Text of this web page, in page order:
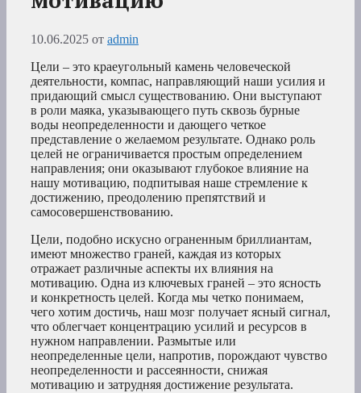
10.06.2025 от admin
Цели – это краеугольный камень человеческой
деятельности, компас, направляющий наши усилия и
придающий смысл существованию. Они выступают
в роли маяка, указывающего путь сквозь бурные
воды неопределенности и дающего четкое
представление о желаемом результате. Однако роль
целей не ограничивается простым определением
направления; они оказывают глубокое влияние на
нашу мотивацию, подпитывая наше стремление к
достижению, преодолению препятствий и
самосовершенствованию.
Цели, подобно искусно ограненным бриллиантам,
имеют множество граней, каждая из которых
отражает различные аспекты их влияния на
мотивацию. Одна из ключевых граней – это ясность
и конкретность целей. Когда мы четко понимаем,
чего хотим достичь, наш мозг получает ясный сигнал,
что облегчает концентрацию усилий и ресурсов в
нужном направлении. Размытые или
неопределенные цели, напротив, порождают чувство
неопределенности и рассеянности, снижая
мотивацию и затрудняя достижение результата.